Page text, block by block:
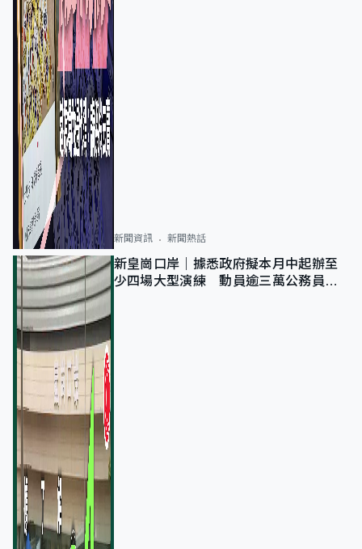
新聞資訊 新聞熱話
新皇崗口岸｜據悉政府擬本月中起辦至
少四場大型演練 動員逾三萬公務員人